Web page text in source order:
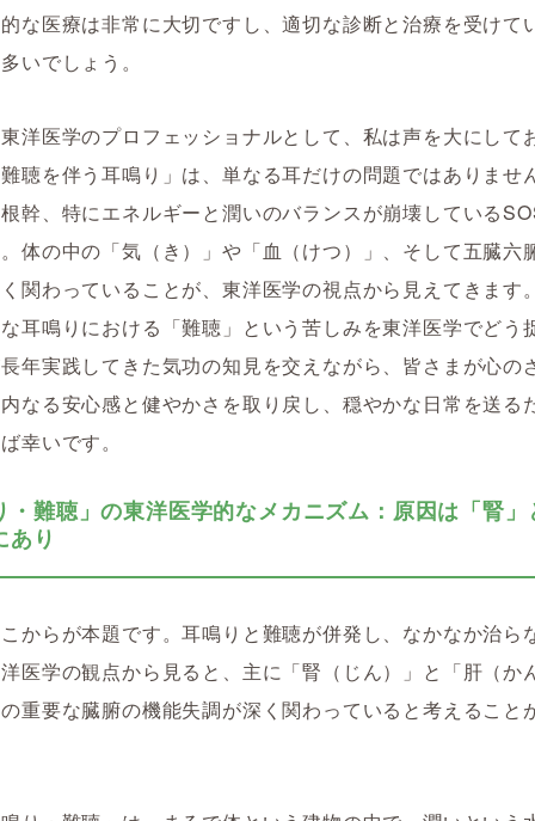
な医療は非常に大切ですし、適切な診断と治療を受けて
いでしょう。
洋医学のプロフェッショナルとして、私は声を大にして
聴を伴う耳鳴り」は、単なる耳だけの問題ではありません
幹、特にエネルギーと潤いのバランスが崩壊している
体の中の「気（き）」や「血（けつ）」、そして五臓六
関わっていることが、東洋医学の視点から見えてきます
耳鳴りにおける「難聴」という苦しみを東洋医学でどう
年実践してきた気功の知見を交えながら、皆さまが心の
なる安心感と健やかさを取り戻し、穏やかな日常を送る
幸いです。
・難聴」の東洋医学的なメカニズム：原因は「腎」
あり
からが本題です。耳鳴りと難聴が併発し、なかなか治ら
医学の観点から見ると、主に「腎（じん）」 と 「肝（か
重要な臓腑の機能失調が深く関わっていると考えること